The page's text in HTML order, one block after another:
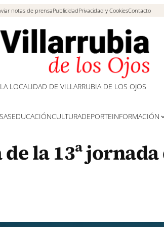
notas de prensaPublicidadPrivacidad y CookiesContacto
LOCALIDAD DE VILLARRUBIA DE LOS OJOS
EDUCACIÓNCULTURADEPORTEINFORMACIÓN
la 13ª jornada